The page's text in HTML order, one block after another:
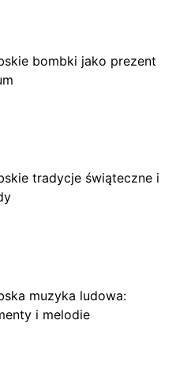
bombki jako prezent
tradycje świąteczne i
muzyka ludowa:
i melodie